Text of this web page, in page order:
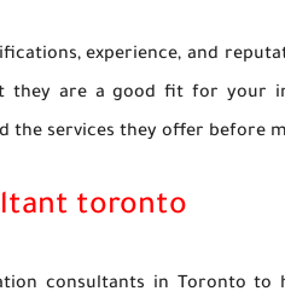
experience, and
they are a good fit for your
the services they offer before
toronto
consultants in Toronto to